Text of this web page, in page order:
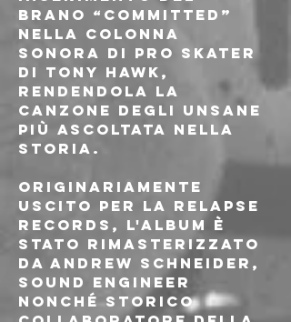
brano “Committed”
nella colonna
sonora di Pro Skater
di Tony Hawk,
rendendola la
canzone degli Unsane
più ascoltata nella
storia.
Originariamente
uscito per la Relapse
Records, l'album è
stato rimasterizzato
da Andrew Schneider,
sound engineer
nonché storico